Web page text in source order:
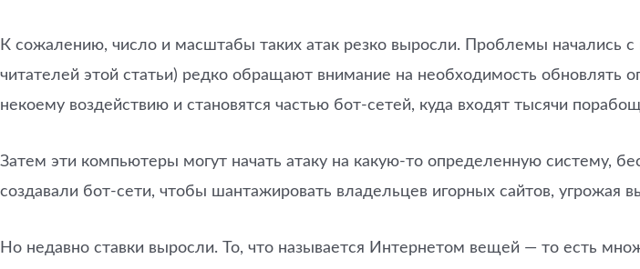
К сожалению, число и масштабы таких атак резко выросли. Проблемы начались
читателей этой статьи) редко обращают внимание на необходимость обновлять
некоему воздействию и становятся частью бот-сетей, куда входят тысячи
Затем эти компьютеры могут начать атаку на какую-то определенную систему,
создавали бот-сети, чтобы шантажировать владельцев игорных сайтов, угрожая
Но недавно ставки выросли. То, что называется Интернетом вещей — то есть